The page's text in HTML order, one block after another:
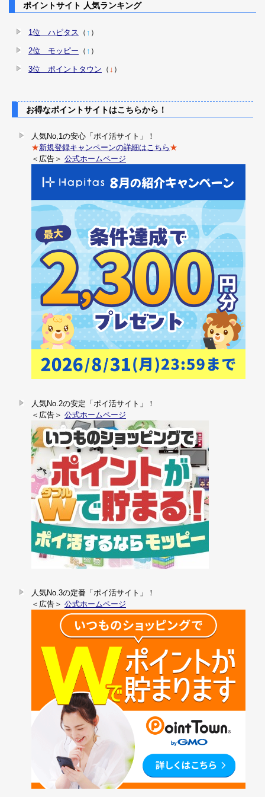
ポイントサイト 人気ランキング
1位 ハピタス （ ↑ ）
2位 モッピー （ ↑ ）
3位 ポイントタウン （ ↓ ）
お得なポイントサイトはこちらから！
人気No,1の安心「ポイ活サイト」！
★新規登録キャンペーンの詳細はこちら ★
＜広告＞ 公式ホームページ
人気No.2の安定「ポイ活サイト」！
＜広告＞ 公式ホームページ
人気No.3の定番「ポイ活サイト」！
＜広告＞ 公式ホームページ